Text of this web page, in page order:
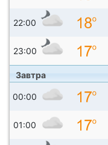
22:00
23:00
Завтра
00:00
01:00